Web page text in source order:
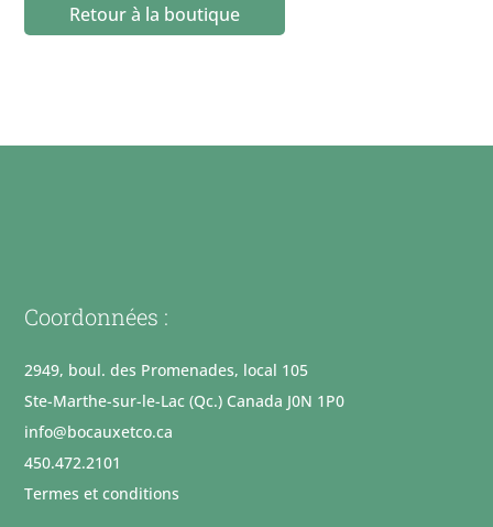
Retour à la boutique
Coordonnées :
2949, boul. des Promenades, local 105
Ste-Marthe-sur-le-Lac (Qc.) Canada J0N 1P0
info@bocauxetco.ca
450.472.2101
Termes et conditions